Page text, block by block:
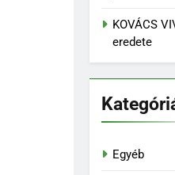
KOVÁCS
eredete
Egyéb